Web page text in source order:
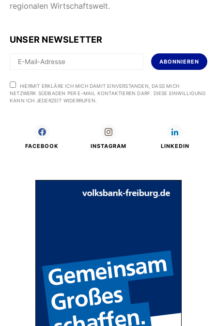
regionalen Wirtschaftswelt.
UNSER NEWSLETTER
ABONNIEREN
HIERMIT ERKLÄRE ICH MICH DAMIT EINVERSTANDEN, DASS MICH
NETZWERK SÜDBADEN PER E-MAIL KONTAKTIEREN DARF. DIESE EINWILLIGUNG
KANN ICH JEDERZEIT WIDERRUFEN.
FACEBOOK INSTAGRAM LINKEDIN